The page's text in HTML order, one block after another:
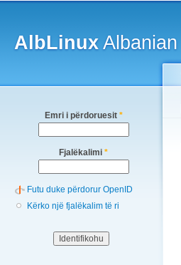
AlbLinux
Emri i përdoruesit *
Fjalëkalimi *
Futu duke përdorur OpenID
Kërko një fjalëkalim të ri